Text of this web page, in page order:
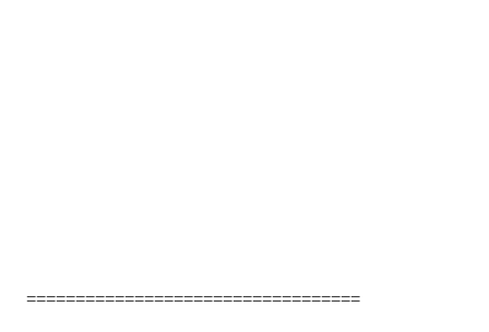
==================================